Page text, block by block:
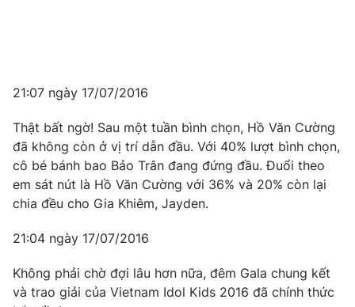
21:07 ngày 17/07/2016
Thật bất ngờ! Sau một tuần bình chọn, Hồ Văn Cường
đã không còn ở vị trí dẫn đầu. Với 40% lượt bình chọn,
cô bé bánh bao Bảo Trân đang đứng đầu. Đuổi theo
em sát nút là Hồ Văn Cường với 36% và 20% còn lại
chia đều cho Gia Khiêm, Jayden.
21:04 ngày 17/07/2016
Không phải chờ đợi lâu hơn nữa, đêm Gala chung kết
và trao giải của Vietnam Idol Kids 2016 đã chính thức